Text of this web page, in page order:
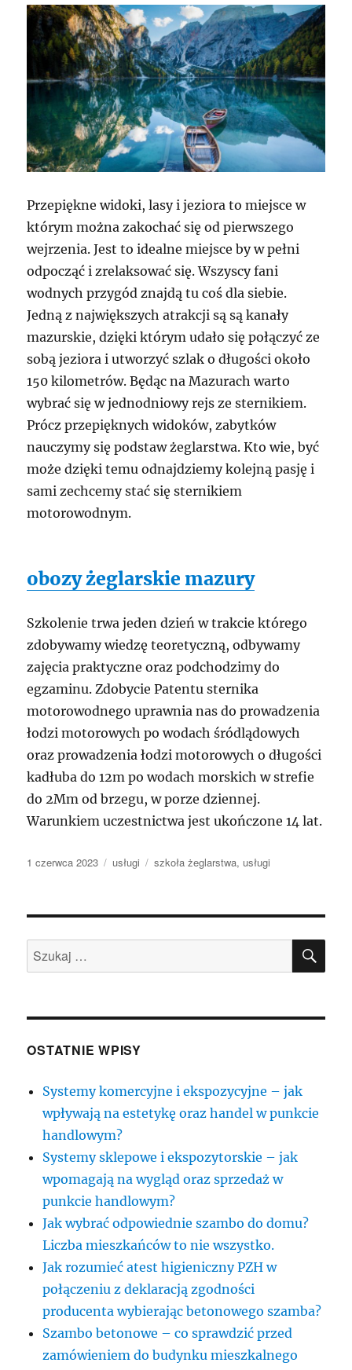
Przepiękne widoki, lasy i jeziora to miejsce w
którym można zakochać się od pierwszego
wejrzenia. Jest to idealne miejsce by w pełni
odpocząć i zrelaksować się. Wszyscy fani
wodnych przygód znajdą tu coś dla siebie.
Jedną z największych atrakcji są są kanały
mazurskie, dzięki którym udało się połączyć ze
sobą jeziora i utworzyć szlak o długości około
150 kilometrów. Będąc na Mazurach warto
wybrać się w jednodniowy rejs ze sternikiem.
Prócz przepięknych widoków, zabytków
nauczymy się podstaw żeglarstwa. Kto wie, być
może dzięki temu odnajdziemy kolejną pasję i
sami zechcemy stać się sternikiem
motorowodnym.
obozy żeglarskie mazury
Szkolenie trwa jeden dzień w trakcie którego
zdobywamy wiedzę teoretyczną, odbywamy
zajęcia praktyczne oraz podchodzimy do
egzaminu. Zdobycie Patentu sternika
motorowodnego uprawnia nas do prowadzenia
łodzi motorowych po wodach śródlądowych
oraz prowadzenia łodzi motorowych o długości
kadłuba do 12m po wodach morskich w strefie
do 2Mm od brzegu, w porze dziennej.
Warunkiem uczestnictwa jest ukończone 14 lat.
Data
1 czerwca 2023 Kategorie
usługi Tagi
szkoła żeglarstwa, usługi
Szukaj:
OSTATNIE WPISY
Systemy komercyjne i ekspozycyjne – jak
wpływają na estetykę oraz handel w punkcie
handlowym?
Systemy sklepowe i ekspozytorskie – jak
wpomagają na wygląd oraz sprzedaż w
punkcie handlowym?
Jak wybrać odpowiednie szambo do domu?
Liczba mieszkańców to nie wszystko.
Jak rozumieć atest higieniczny PZH w
połączeniu z deklaracją zgodności
producenta wybierając betonowego szamba?
Szambo betonowe – co sprawdzić przed
zamówieniem do budynku mieszkalnego